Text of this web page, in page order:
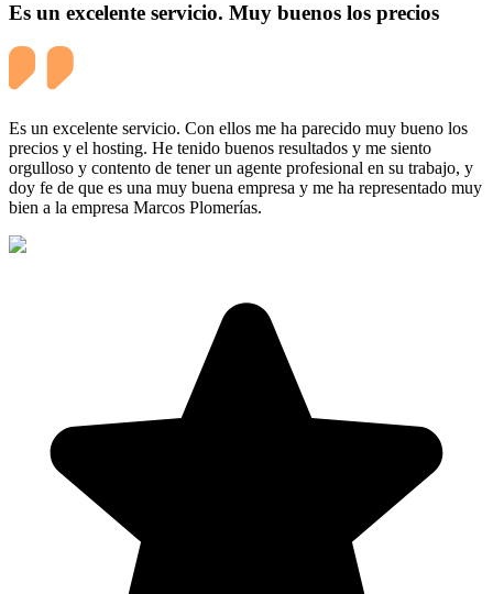
Es un excelente servicio. Muy buenos los precios
Es un excelente servicio. Con ellos me ha parecido muy bueno los
precios y el hosting. He tenido buenos resultados y me siento
orgulloso y contento de tener un agente profesional en su trabajo, y
doy fe de que es una muy buena empresa y me ha representado muy
bien a la empresa Marcos Plomerías.